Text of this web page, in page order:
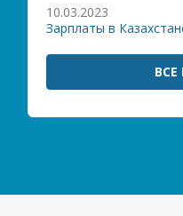
10.03.2023
Зарплаты в